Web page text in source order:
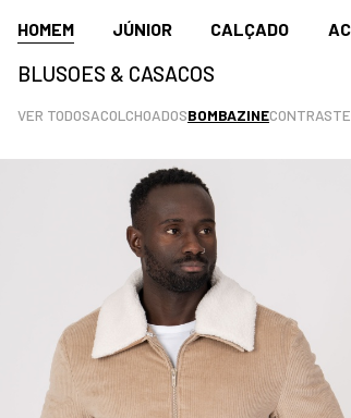
HOMEM JÚNIOR CALÇADO
BLUSOES & CASACOS
VER TODOSACOLCHOADOSBOMBAZINE